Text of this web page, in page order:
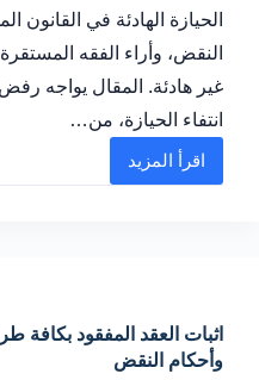
الحيازة الهادئة في القانون
النقض، وأراء الفقه
غير هادئة. المقال يواجه
انتفاء الحيازة، من…
اقرأ المزيد
كيفية
تثبيت
وتجنب
اثبات العقد المفقود بكافة
وأحكام النقض